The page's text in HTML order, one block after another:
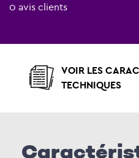
0 avis clients
VOIR LES
TECHNIQUES